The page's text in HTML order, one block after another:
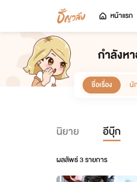
หน้าแรก
กำลังห
ชื่อเรื่อง นั
นิยาย อีบุ๊ก
ผลลัพธ์3รายการ